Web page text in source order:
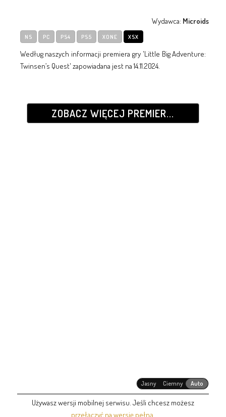
Wydawca: Microids
NS PC PS4 PS5 XONE XSX
Według naszych informacji premiera gry 'Little Big Adventure:
Twinsen’s Quest' zapowiadana jest na 14.11.2024.
ZOBACZ WIĘCEJ PREMIER...
Jasny Ciemny Auto
Używasz wersji mobilnej serwisu. Jeśli chcesz możesz
przełączyć na wersję pełną